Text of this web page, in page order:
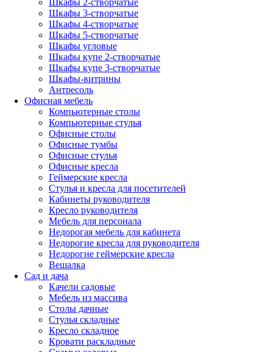
Шкафы 3-створчатые
Шкафы 4-створчатые
Шкафы 5-створчатые
Шкафы угловые
Шкафы купе 2-створчатые
Шкафы купе 3-створчатые
Шкафы-витрины
Антресоль
Офисная мебель
Компьютерные столы
Компьютерные стулья
Офисные столы
Офисные тумбы
Офисные стулья
Офисные кресла
Геймерские кресла
Стулья и кресла для посетителей
Кабинеты руководителя
Кресло руководителя
Мебель для персонала
Недорогая мебель для кабинета
Недорогие кресла для руководителя
Недорогие геймерские кресла
Вешалка
Сад и дача
Качели садовые
Мебель из массива
Столы дачные
Стулья складные
Кресло складное
Кровати раскладные